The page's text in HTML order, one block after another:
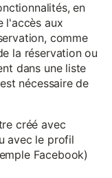
en
l'accès aux
comme
la réservation ou
dans une liste
nécessaire de
créé avec
avec le profil
Facebook)